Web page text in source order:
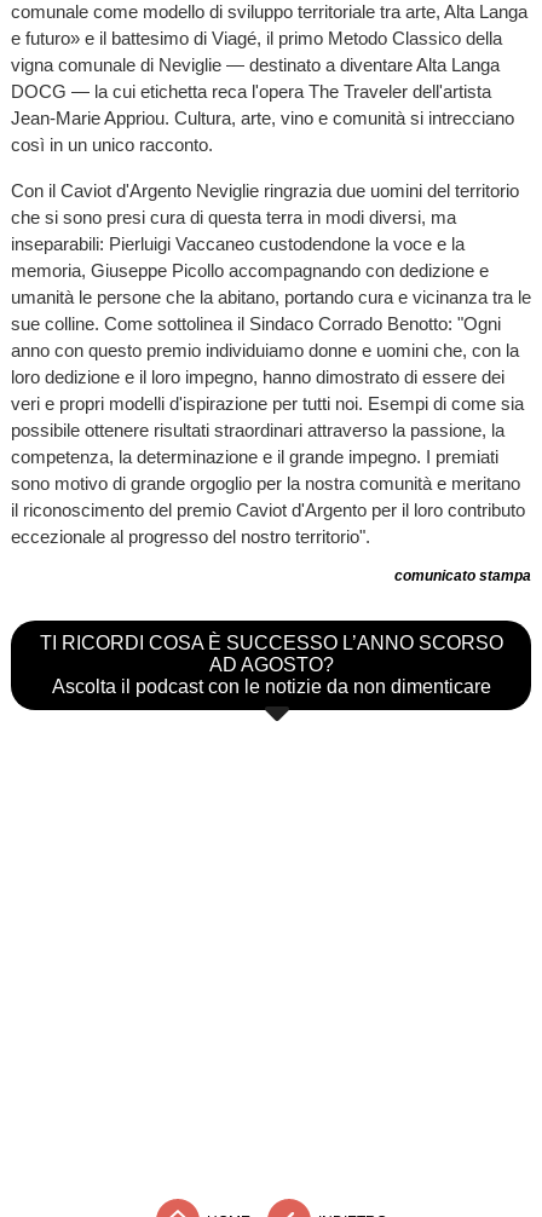
comunale come modello di sviluppo territoriale tra arte, Alta Langa
e futuro» e il battesimo di Viagé, il primo Metodo Classico della
vigna comunale di Neviglie — destinato a diventare Alta Langa
DOCG — la cui etichetta reca l'opera The Traveler dell'artista
Jean-Marie Appriou. Cultura, arte, vino e comunità si intrecciano
così in un unico racconto.
Con il Caviot d'Argento Neviglie ringrazia due uomini del territorio
che si sono presi cura di questa terra in modi diversi, ma
inseparabili: Pierluigi Vaccaneo custodendone la voce e la
memoria, Giuseppe Picollo accompagnando con dedizione e
umanità le persone che la abitano, portando cura e vicinanza tra le
sue colline. Come sottolinea il Sindaco Corrado Benotto: "Ogni
anno con questo premio individuiamo donne e uomini che, con la
loro dedizione e il loro impegno, hanno dimostrato di essere dei
veri e propri modelli d'ispirazione per tutti noi. Esempi di come sia
possibile ottenere risultati straordinari attraverso la passione, la
competenza, la determinazione e il grande impegno. I premiati
sono motivo di grande orgoglio per la nostra comunità e meritano
il riconoscimento del premio Caviot d'Argento per il loro contributo
eccezionale al progresso del nostro territorio".
comunicato stampa
TI RICORDI COSA È SUCCESSO L’ANNO SCORSO
AD AGOSTO?
Ascolta il podcast con le notizie da non dimenticare